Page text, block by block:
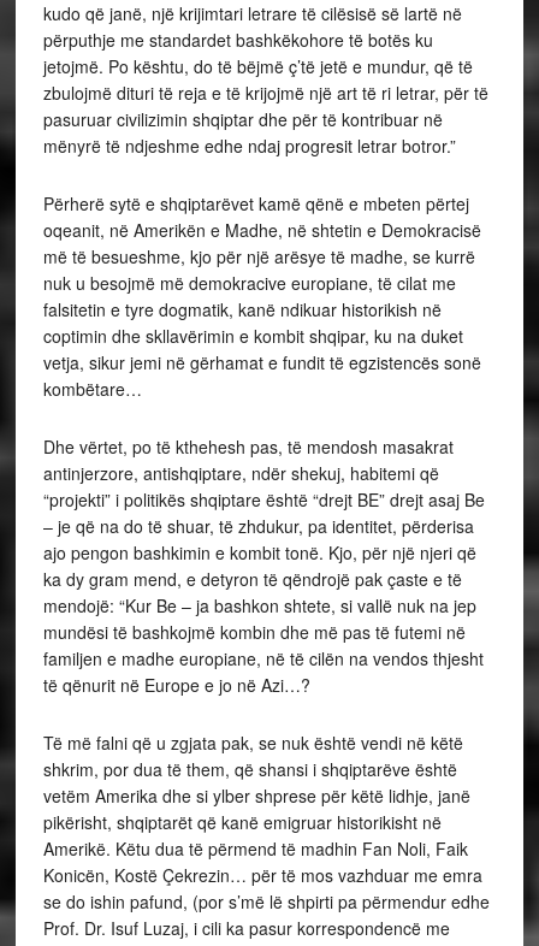
kudo që janë, një krijimtari letrare të cilësisë së lartë në
përputhje me standardet bashkëkohore të botës ku
jetojmë. Po kështu, do të bëjmë ç’të jetë e mundur, që të
zbulojmë dituri të reja e të krijojmë një art të ri letrar, për të
pasuruar civilizimin shqiptar dhe për të kontribuar në
mënyrë të ndjeshme edhe ndaj progresit letrar botror.”
Përherë sytë e shqiptarëvet kamë qënë e mbeten përtej
oqeanit, në Amerikën e Madhe, në shtetin e Demokracisë
më të besueshme, kjo për një arësye të madhe, se kurrë
nuk u besojmë më demokracive europiane, të cilat me
falsitetin e tyre dogmatik, kanë ndikuar historikish në
coptimin dhe skllavërimin e kombit shqipar, ku na duket
vetja, sikur jemi në gërhamat e fundit të egzistencës sonë
kombëtare…
Dhe vërtet, po të kthehesh pas, të mendosh masakrat
antinjerzore, antishqiptare, ndër shekuj, habitemi që
“projekti” i politikës shqiptare është “drejt BE” drejt asaj Be
– je që na do të shuar, të zhdukur, pa identitet, përderisa
ajo pengon bashkimin e kombit tonë. Kjo, për një njeri që
ka dy gram mend, e detyron të qëndrojë pak çaste e të
mendojë: “Kur Be – ja bashkon shtete, si vallë nuk na jep
mundësi të bashkojmë kombin dhe më pas të futemi në
familjen e madhe europiane, në të cilën na vendos thjesht
të qënurit në Europe e jo në Azi…?
Të më falni që u zgjata pak, se nuk është vendi në këtë
shkrim, por dua të them, që shansi i shqiptarëve është
vetëm Amerika dhe si ylber shprese për këtë lidhje, janë
pikërisht, shqiptarët që kanë emigruar historikisht në
Amerikë. Këtu dua të përmend të madhin Fan Noli, Faik
Konicën, Kostë Çekrezin… për të mos vazhduar me emra
se do ishin pafund, (por s’më lë shpirti pa përmendur edhe
Prof. Dr. Isuf Luzaj, i cili ka pasur korrespondencë me